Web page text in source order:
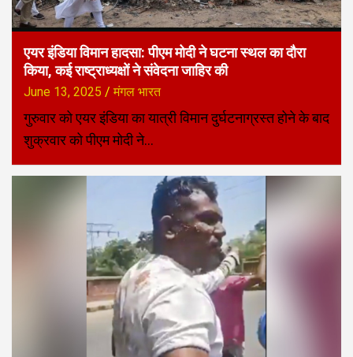
एयर इंडिया विमान हादसा: पीएम मोदी ने घटना स्थल का दौरा
किया, कई राष्ट्राध्यक्षों ने संवेदना जाहिर की
June 13, 2025 मंगल भारत
गुरुवार को एयर इंडिया का यात्री विमान दुर्घटनाग्रस्त होने के बाद
शुक्रवार को पीएम मोदी ने…